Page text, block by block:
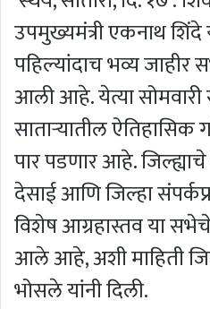
उपमुख्यमंत्री एकनाथ शिंदे
पहिल्यांदाच भव्य
आली आहे. येत्या
साताऱ्यातील ऐतिहासिक
पार पडणार आहे.
देसाई आणि जिल्हा
विशेष आग्रहास्तव या
आले आहे, अशी माहिती
भोसले यांनी दिली.